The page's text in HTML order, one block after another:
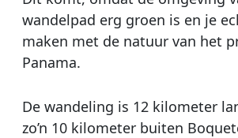
wandelpad erg groen is en je
maken met de natuur van het
Panama.
De wandeling is 12 kilometer
zo’n 10 kilometer buiten